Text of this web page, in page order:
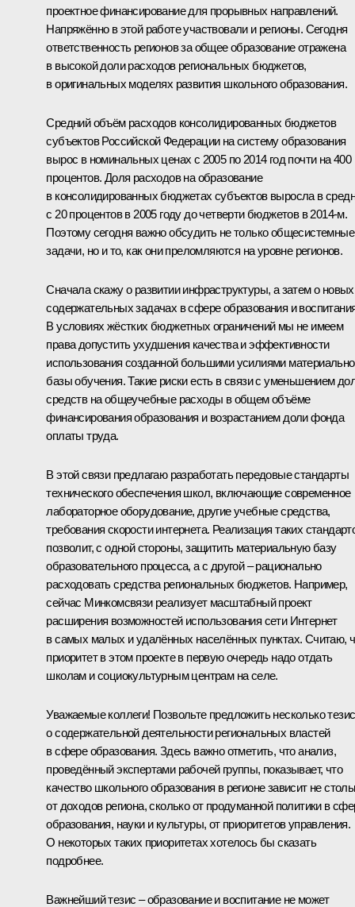
проектное финансирование для прорывных направлений.
Напряжённо в этой работе участвовали и регионы. Сегодня
ответственность регионов за общее образование отражена
в высокой доли расходов региональных бюджетов,
в оригинальных моделях развития школьного образования.
Средний объём расходов консолидированных бюджетов
субъектов Российской Федерации на систему образования
вырос в номинальных ценах с 2005 по 2014 год почти на 400
процентов. Доля расходов на образование
в консолидированных бюджетах субъектов выросла в
с 20 процентов в 2005 году до четверти бюджетов в 2014-м.
Поэтому сегодня важно обсудить не только общесистемные
задачи, но и то, как они преломляются на уровне регионов.
Сначала скажу о развитии инфраструктуры, а затем о новых
содержательных задачах в сфере образования и
В условиях жёстких бюджетных ограничений мы не имеем
права допустить ухудшения качества и эффективности
использования созданной большими усилиями
базы обучения. Такие риски есть в связи с уменьшением
средств на общеучебные расходы в общем объёме
финансирования образования и возрастанием доли фонда
оплаты труда.
В этой связи предлагаю разработать передовые стандарты
технического обеспечения школ, включающие современное
лабораторное оборудование, другие учебные средства,
требования скорости интернета. Реализация таких
позволит, с одной стороны, защитить материальную базу
образовательного процесса, а с другой – рационально
расходовать средства региональных бюджетов. Например,
сейчас Минкомсвязи реализует масштабный проект
расширения возможностей использования сети Интернет
в самых малых и удалённых населённых пунктах. Считаю,
приоритет в этом проекте в первую очередь надо отдать
школам и социокультурным центрам на селе.
Уважаемые коллеги! Позвольте предложить несколько
о содержательной деятельности региональных властей
в сфере образования. Здесь важно отметить, что анализ,
проведённый экспертами рабочей группы, показывает, что
качество школьного образования в регионе зависит не
от доходов региона, сколько от продуманной политики в
образования, науки и культуры, от приоритетов управления.
О некоторых таких приоритетах хотелось бы сказать
подробнее.
Важнейший тезис – образование и воспитание не может